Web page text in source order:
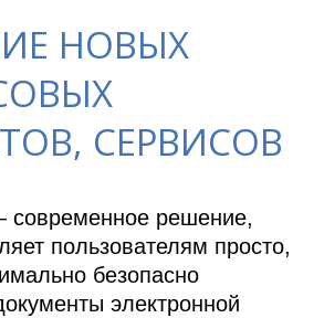
НОВЫХ
СЕРВИСОВ
решение,
пользователям просто,
безопасно
электронной